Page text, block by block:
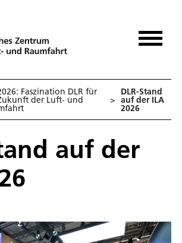
Faszination DLR für
der Luft- und >
DLR-Stand
auf der ILA
2026
auf der